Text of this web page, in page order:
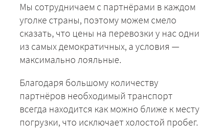
Мы сотрудничаем с партнёрами в каждом
уголке страны, поэтому можем смело
сказать, что цены на перевозки у нас одни
из самых демократичных, а условия —
максимально лояльные.
Благодаря большому количеству
партнёров необходимый транспорт
всегда находится как можно ближе к месту
погрузки, что исключает холостой пробег.